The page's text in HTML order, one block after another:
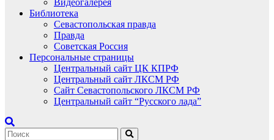
Видеогалерея
Библиотека
Севастопольская правда
Правда
Советская Россия
Персональные страницы
Центральный сайт ЦК КПРФ
Центральный сайт ЛКСМ РФ
Сайт Севастопольского ЛКСМ РФ
Центральный сайт “Русского лада”